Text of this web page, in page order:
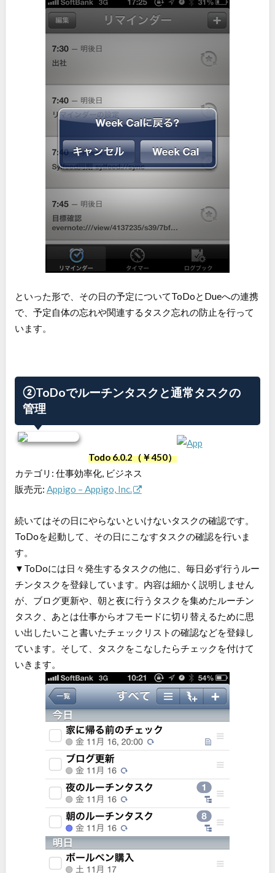
といった形で、その日の予定についてToDoとDueへの連携
で、予定自体の忘れや関連するタスク忘れの防止を行って
います。
②ToDoでルーチンタスクと通常タスクの
管理
Todo​ 6.0.2（￥450）
カテゴリ: 仕事効率化, ビジネス
販売元: Appigo – Appigo, Inc.
続いてはその日にやらないといけないタスクの確認です。
ToDoを起動して、その日にこなすタスクの確認を行いま
す。
▼ToDoには日々発生するタスクの他に、毎日必ず行うルー
チンタスクを登録しています。内容は細かく説明しません
が、ブログ更新や、朝と夜に行うタスクを集めたルーチン
タスク、あとは仕事からオフモードに切り替えるために思
い出したいこと書いたチェックリストの確認などを登録し
ています。そして、タスクをこなしたらチェックを付けて
いきます。